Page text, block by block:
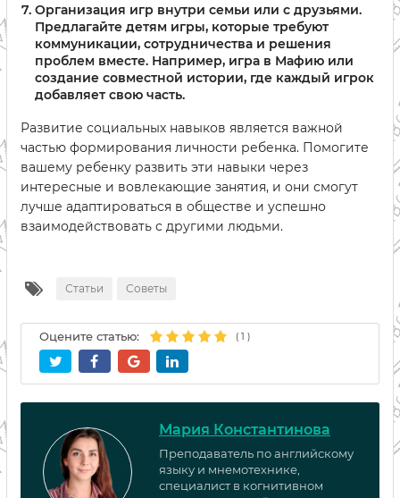
Организация игр внутри семьи или с друзьями.
Предлагайте детям игры, которые требуют
коммуникации, сотрудничества и решения
проблем вместе. Например, игра в Мафию или
создание совместной истории, где каждый игрок
добавляет свою часть.
Развитие социальных навыков является важной
частью формирования личности ребенка. Помогите
вашему ребенку развить эти навыки через
интересные и вовлекающие занятия, и они смогут
лучше адаптироваться в обществе и успешно
взаимодействовать с другими людьми.
Статьи Советы
Оцените статью: ( 1 )
Мария Константинова
Преподаватель по английскому
языку и мнемотехнике,
специалист в когнитивном